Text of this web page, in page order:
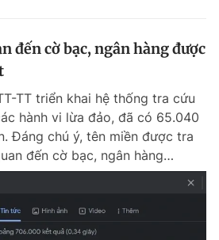
đến cờ bạc, ngân hàng được
TT triển khai hệ thống tra cứu
hành vi lừa đảo, đã có 65.040
Đáng chú ý, tên miền được tra
đến cờ bạc, ngân hàng…